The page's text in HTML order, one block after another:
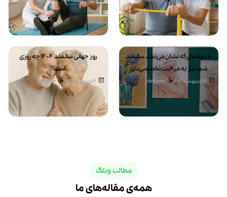
۱۰ نشانه‌ای که نشان می‌دهد سالمند
شما نیاز به مراقبت تخصصی دارد
19 اردیبهشت 1404 designer
روز جهانی سالمند ۱۴۰۴ چه روزی
است؟
2 اردیبهشت 1404 designer
مطالب وبلاگ
همه‌ی مقاله‌های ما